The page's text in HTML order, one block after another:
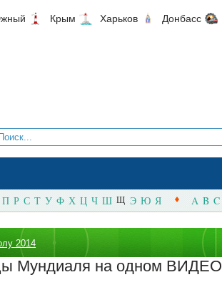
Крым Харьков Донбасс
П Р С Т У Ф Х Ц Ч Ш Щ Э Ю Я A B C
2014
Мундиаля на одном ВИДЕО